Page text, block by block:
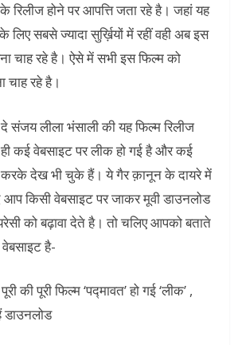
रिलीज होने पर आपत्ति जता रहे है। जहां यह
लिए सबसे ज्यादा सुर्ख़ियों में रहीं वही अब इस
चाह रहे है। ऐसे में सभी इस फिल्म को
चाह रहे है।
संजय लीला भंसाली की यह फिल्म रिलीज
कई वेबसाइट पर लीक हो गई है और कई
करके देख भी चुके हैं। ये गैर क़ानून के दायरे में
आप किसी वेबसाइट पर जाकर मूवी डाउनलोड
को बढ़ावा देते है। तो चलिए आपको बताते
है-